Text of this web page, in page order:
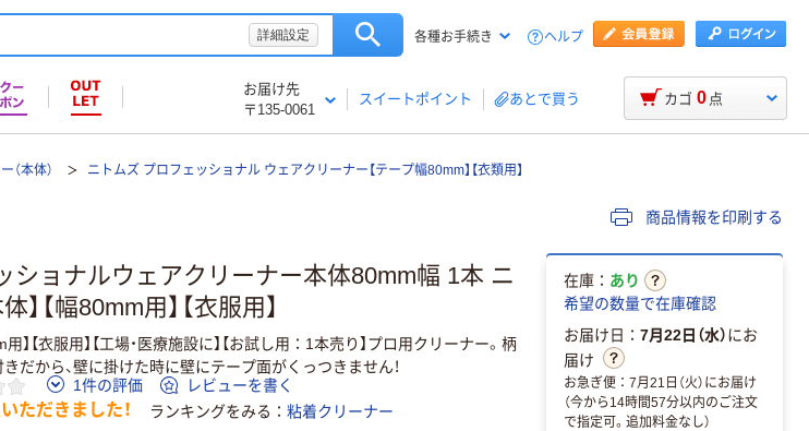
詳細設定 各種お手続き ヘルプ
お届け先
〒135-0061
スイートポイント あとで買う カゴ 0 点
（本体） ニトムズ プロフェッショナル ウェアクリーナー【テープ幅80mm】【衣類用】
商品情報を印刷する
ショナルウェアクリーナー本体80mm幅 1本 ニ
】【幅80mm用】【衣服用】
用】【衣服用】【工場・医療施設に】【お試し用：1本売り】プロ用クリーナー。柄
だから、壁に掛けた時に壁にテープ面がくっつきません！
1件の評価 レビューを書く
ただきました！ ランキングをみる 粘着クリーナー
在庫： あり
希望の数量で在庫確認
お届け日： 7月22日（水）にお
届け
お急ぎ便：7月21日（火）にお届け
（今から14時間57分以内のご注文
で指定可。追加料金なし）